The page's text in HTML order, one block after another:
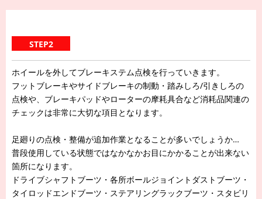
STEP2
ホイールを外してブレーキステム点検を行っていきます。
フットブレーキやサイドブレーキの制動・踏みしろ/引きしろの
点検や、ブレーキパッドやローターの摩耗具合など消耗品関連の
チェックは非常に大切な項目となります。
足廻りの点検・整備が追加作業となることが多いでしょうか…
普段使用している状態ではなかなかお目にかかることが出来ない
箇所になります。
ドライブシャフトブーツ・各所ボールジョイントダストブーツ・
タイロッドエンドブーツ・ステアリングラックブーツ・スタビリ